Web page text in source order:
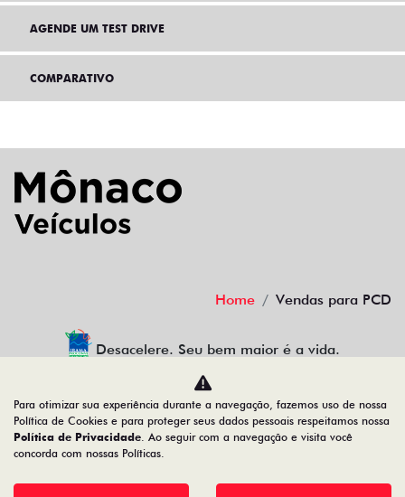
AGENDE UM TEST DRIVE
COMPARATIVO
Home Vendas para PCD
Desacelere. Seu bem maior é a vida.
MONACO CENTRO OESTE LTDA
01.639.744/0007-09
Para otimizar sua experiência durante a navegação, fazemos uso de nossa
Política de Cookies e para proteger seus dados pessoais respeitamos nossa
Política de Privacidade. Ao seguir com a navegação e visita você
concorda com nossas Políticas.